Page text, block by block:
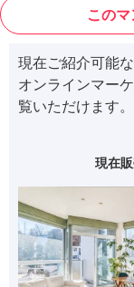
この
現在ご紹介可能
オンラインマーケ
覧いただけます。
現在